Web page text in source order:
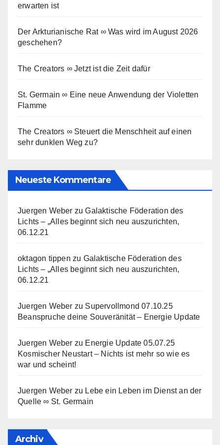
erwarten ist
Der Arkturianische Rat ∞ Was wird im August 2026
geschehen?
The Creators ∞ Jetzt ist die Zeit dafür
St. Germain ∞ Eine neue Anwendung der Violetten
Flamme
The Creators ∞ Steuert die Menschheit auf einen
sehr dunklen Weg zu?
Neueste Kommentare
Juergen Weber zuGalaktische Föderation des
Lichts – „Alles beginnt sich neu auszurichten,
06.12.21
oktagon tippen zu Galaktische Föderation des
Lichts – „Alles beginnt sich neu auszurichten,
06.12.21
Juergen Weber zu Supervollmond 07.10.25
Beanspruche deine Souveränität – Energie Update
Juergen Weber zu Energie Update 05.07.25
Kosmischer Neustart – Nichts ist mehr so wie es
war und scheint!
Juergen Weber zu Lebe ein Leben im Dienst an der
Quelle ∞ St. Germain
Archiv